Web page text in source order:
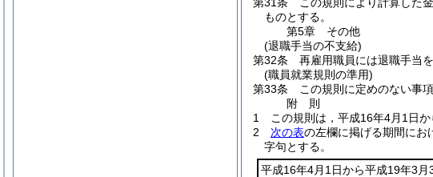
ものとする。
第5章
その他
(退職手当の不支給)
第32条
再雇用職員には退職手当を
(職員就業規則の準用)
第33条
この規則に定めのない事項
附 則
1
この規則は，平成16年4月1日か
2
次の表の左欄に掲げる期間にお
字句とする。
平成16年4月1日から平成19年3月